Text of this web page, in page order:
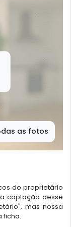
as fotos
do proprietário
captação desse
mas nossa
ficha.